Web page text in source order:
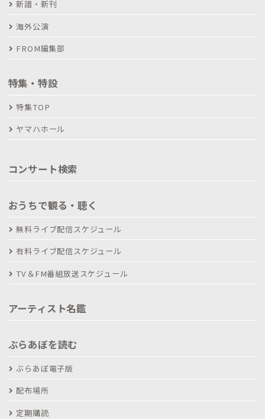
新譜・新刊
海外公演
FROM編集部
特集・特設
特集TOP
ヤマハホール
コンサート検索
おうちで観る・聴く
無料ライブ配信スケジュール
有料ライブ配信スケジュール
TV＆FM番組放送スケジュール
アーティスト名鑑
ぶらあぼを読む
ぶらあぼ電子版
配布場所
定期購読